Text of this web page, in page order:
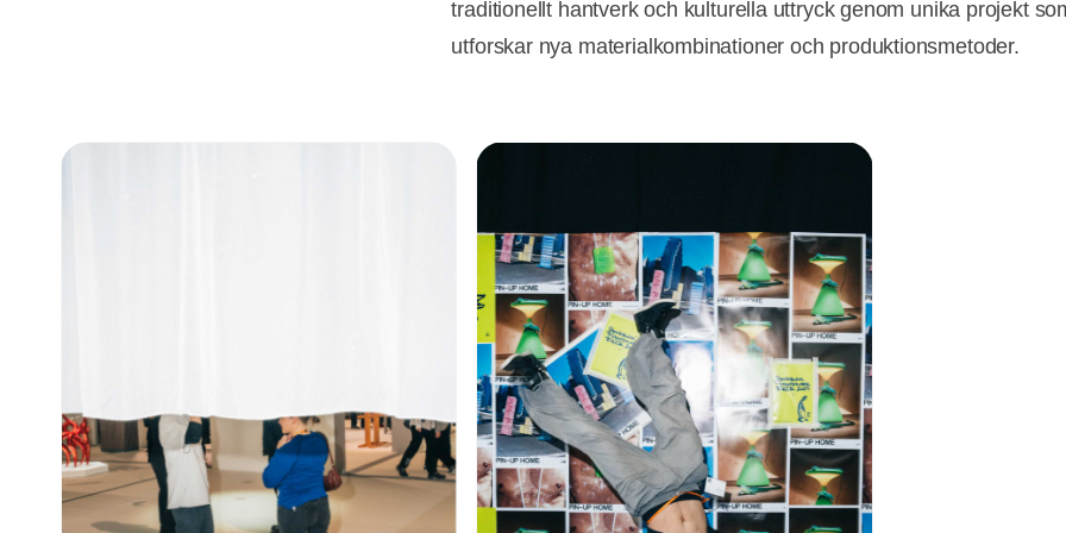
traditionellt hantverk och kulturella uttryck genom unika projekt
utforskar nya materialkombinationer och produktionsmetoder.